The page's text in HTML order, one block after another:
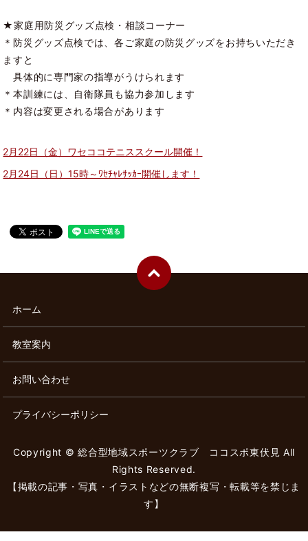
★家庭用防災グッズ点検・相談コーナー
＊防災グッズ点検では、各ご家庭の防災グッズをお持ちいただき
ますと
具体的に専門家の指導がうけられます
＊本訓練には、自衛隊員も協力参加します
＊内容は変更される場合があります
2月22日（金）ワセココテニススクール開催！
2月24日（日）15時～ﾜｾﾁｬﾚｻｯｶｰ開催します！
ホーム
教室案内
お問い合わせ
プライバシーポリシー
Copyright © 総合型地域スポーツクラブ ココスポ東伏見 All
Rights Reserved.
【掲載の記事・写真・イラストなどの無断複写・転載等を禁じま
す】